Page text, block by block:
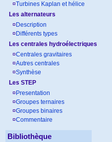
¤Turbines Kaplan et hélice
Les alternateurs
¤ Description
¤ Différents types
Les centrales hydroélectriques
¤Centrales gravitaires
¤Autres centrales
¤Synthèse
Les STEP
¤ Presentation
¤Groupes ternaires
¤Groupes binaires
¤Commentaire
Bibliothèque